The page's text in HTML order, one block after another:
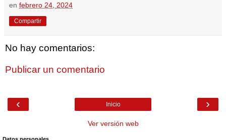
en febrero 24, 2024
Compartir
No hay comentarios:
Publicar un comentario
‹ ›
Inicio
Ver versión web